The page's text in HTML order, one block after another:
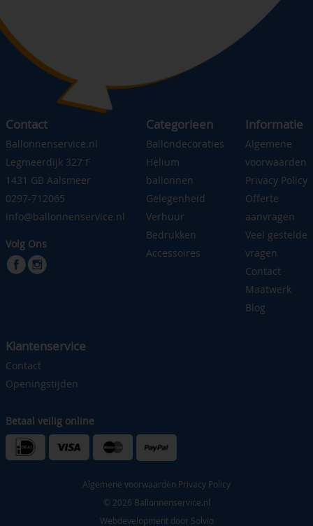
Contact
Ballonnenservice.nl
Legmeerdijk 327 F
1431 GB Aalsmeer
0297-712065
info@ballonnenservice.nl
Volg Ons
Categorieen
Ballondecoraties
Helium
ballonnen
Gelegenheid
Verhuur
Bedrukken
Accessoires
Informatie
Algemene
voorwaarden
Privacy Policy
Offerte
aanvragen
Veel gestelde
vragen
Contact
Maatwerk
Blog
Klantenservice
Contact
Openingstijden
Betaal veilig online
Algemene voorwaarden Privacy Policy
© 2026 Ballonnenservice.nl
Webdevelopment door Solvio